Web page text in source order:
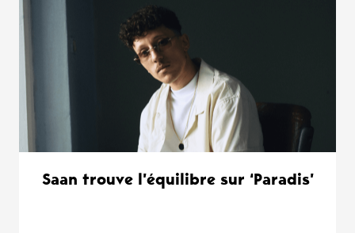
Saan trouve l’équilibre sur ‘Paradis’